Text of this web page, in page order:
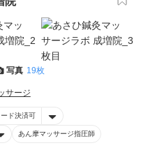
写真 19枚
サージ
ド決済可
あん摩マッサージ指圧師